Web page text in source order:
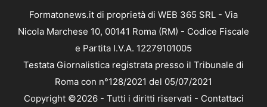
Formatonews.it di proprietà di WEB 365 SRL - Via
Nicola Marchese 10, 00141 Roma (RM) - Codice Fiscale
e Partita I.V.A. 12279101005
Testata Giornalistica registrata presso il Tribunale di
Roma con n°128/2021 del 05/07/2021
Copyright ©2026 - Tutti i diritti riservati - Contattaci